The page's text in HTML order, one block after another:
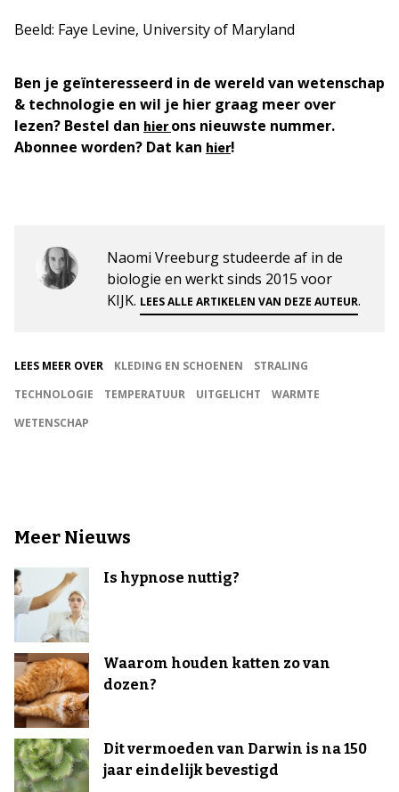
Beeld: Faye Levine, University of Maryland
Ben je geïnteresseerd in de wereld van wetenschap
& technologie en wil je hier graag meer over
lezen? Bestel dan hierons nieuwste nummer.
Abonnee worden? Dat kan hier!
Naomi Vreeburg studeerde af in de
biologie en werkt sinds 2015 voor
KIJK. LEES ALLE ARTIKELEN VAN DEZE AUTEUR.
LEES MEER OVER KLEDING EN SCHOENEN
STRALING
TECHNOLOGIE
TEMPERATUUR UITGELICHT
WARMTE
WETENSCHAP
Meer Nieuws
Is hypnose nuttig?
Waarom houden katten zo van
dozen?
Dit vermoeden van Darwin is na 150
jaar eindelijk bevestigd